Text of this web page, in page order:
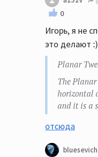
0
Игорь, я не
это делают
Planar
The
horizontal
and it is a
отсюда
bluesevich